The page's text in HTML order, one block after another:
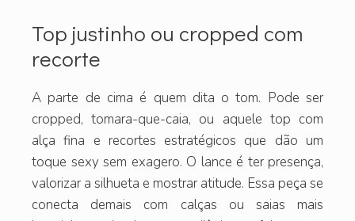
Top justinho ou cropped com
recorte
A parte de cima é quem dita o tom. Pode ser
cropped, tomara-que-caia, ou aquele top com
alça fina e recortes estratégicos que dão um
toque sexy sem exagero. O lance é ter presença,
valorizar a silhueta e mostrar atitude. Essa peça se
conecta demais com calças ou saias mais